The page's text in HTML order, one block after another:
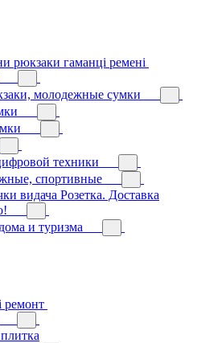
рюкзаки гаманці ремені
молодежные сумки
техники
спортивные
видача Розетка. Доставка
и туризма
ремонт